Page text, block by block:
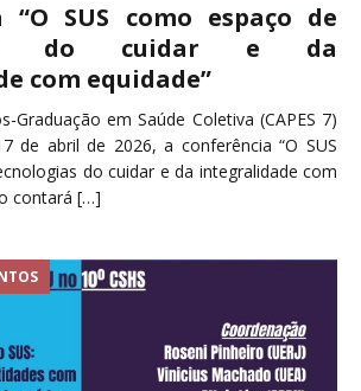
“O SUS como espaço de
do cuidar e da
com equidade”
Graduação em Saúde Coletiva (CAPES 7)
de abril de 2026, a conferência “O SUS
do cuidar e da integralidade com
contará […]